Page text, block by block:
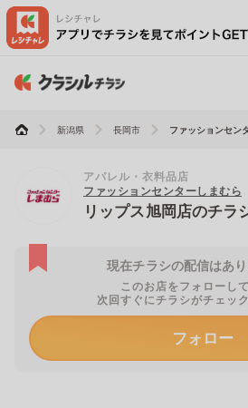
新潟県 長岡市 ファッションセン
アパレル・衣料品店
ファッションセンターしまむら
リップス旭岡店のチラ
現在チラシの配信はあり
このお店をフォローし
次回すぐにチラシがチェッ
フォロー